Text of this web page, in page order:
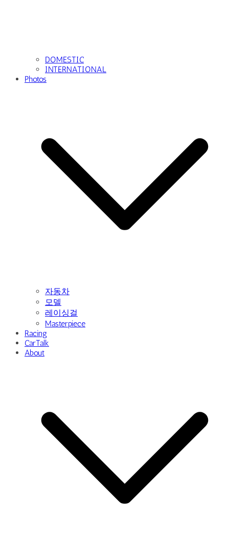
DOMESTIC
INTERNATIONAL
Photos
자동차
모델
레이싱걸
Masterpiece
Racing
CarTalk
About